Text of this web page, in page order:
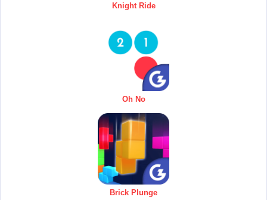
Knight Ride
Oh No
Brick Plunge